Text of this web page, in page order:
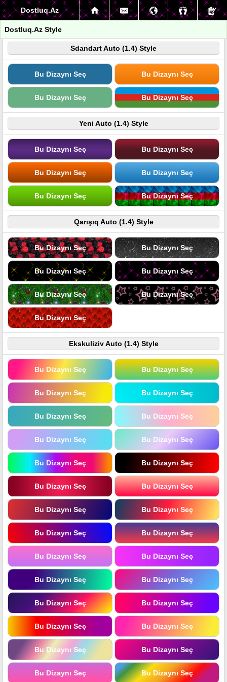
Dostluq.Az
Dostluq.Az Style
Sdandart Auto (1.4) Style
Bu Dizaynı Seç Bu Dizaynı Seç
Bu Dizaynı Seç Bu Dizaynı Seç
Yeni Auto (1.4) Style
Bu Dizaynı Seç Bu Dizaynı Seç
Bu Dizaynı Seç Bu Dizaynı Seç
Bu Dizaynı Seç Bu Dizaynı Seç
Qarışıq Auto (1.4) Style
Bu Dizaynı Seç Bu Dizaynı Seç
Bu Dizaynı Seç Bu Dizaynı Seç
Bu Dizaynı Seç Bu Dizaynı Seç
Bu Dizaynı Seç
Ekskuliziv Auto (1.4) Style
Bu Dizaynı Seç Bu Dizaynı Seç
Bu Dizaynı Seç Bu Dizaynı Seç
Bu Dizaynı Seç Bu Dizaynı Seç
Bu Dizaynı Seç Bu Dizaynı Seç
Bu Dizaynı Seç Bu Dizaynı Seç
Bu Dizaynı Seç Bu Dizaynı Seç
Bu Dizaynı Seç Bu Dizaynı Seç
Bu Dizaynı Seç Bu Dizaynı Seç
Bu Dizaynı Seç Bu Dizaynı Seç
Bu Dizaynı Seç Bu Dizaynı Seç
Bu Dizaynı Seç Bu Dizaynı Seç
Bu Dizaynı Seç Bu Dizaynı Seç
Bu Dizaynı Seç Bu Dizaynı Seç
Bu Dizaynı Seç Bu Dizaynı Seç